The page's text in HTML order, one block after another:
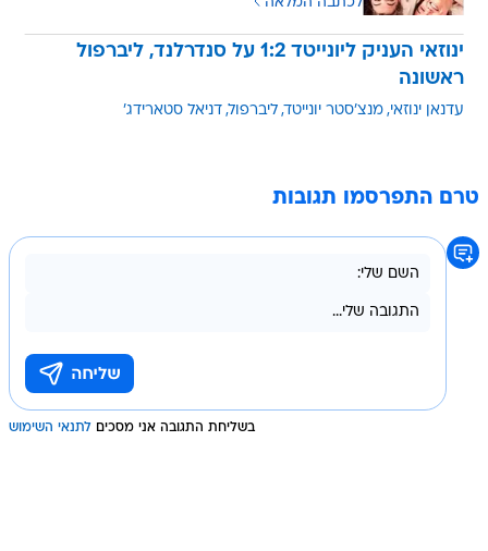
ינוזאי העניק ליונייטד 1:2 על סנדרלנד, ליברפול
ראשונה
עדנאן ינוזאי מנצ'סטר יונייטד ליברפול דניאל סטארידג'
טרם התפרסמו תגובות
בשליחת התגובה אני מסכים לתנאי השימוש